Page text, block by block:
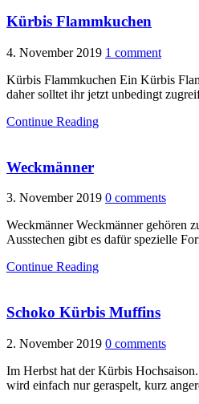
Kürbis Flammkuchen
4. November 2019 1 comment
Kürbis Flammkuchen Ein Kürbis
daher solltet ihr jetzt unbedingt
Continue Reading
Weckmänner
3. November 2019 0 comments
Weckmänner Weckmänner gehören
Ausstechen gibt es dafür spezielle
Continue Reading
Schoko Kürbis Muffins
2. November 2019 0 comments
Im Herbst hat der Kürbis
wird einfach nur geraspelt, kurz